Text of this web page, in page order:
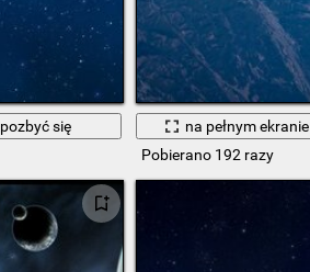
pozbyć się
na pełnym ekranie
Pobierano 192 razy